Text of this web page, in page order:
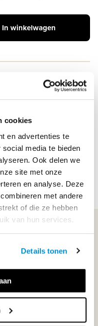
cookies
en advertenties te
media te bieden
Ook delen we
site met onze
en analyse. Deze
met andere
of die ze hebben
van hun services.
Details tonen
In winkelwagen
+ boek VO
JE KLAAR!
uur